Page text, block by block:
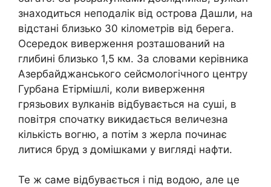
знаходиться неподалік від острова Дашли, на
відстані близько 30 кілометрів від берега.
Осередок виверження розташований на
глибині близько 1,5 км. За словами керівника
Азербайджанського сейсмологічного центру
Гурбана Етірмішлі, коли виверження
грязьових вулканів відбувається на суші, в
повітря спочатку викидається величезна
кількість вогню, а потім з жерла починає
литися бруд з домішками у вигляді нафти.
Те ж саме відбувається і під водою, але це